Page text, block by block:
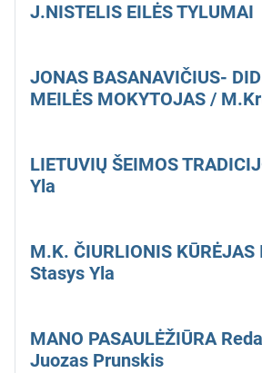
J.NISTELIS EILĖS TYLUMAI
JONAS BASANAVIČIUS-
MEILĖS MOKYTOJAS /
LIETUVIŲ ŠEIMOS
Yla
M.K. ČIURLIONIS KŪRĖJAS
Stasys Yla
MANO PASAULĖŽIŪRA
Juozas Prunskis